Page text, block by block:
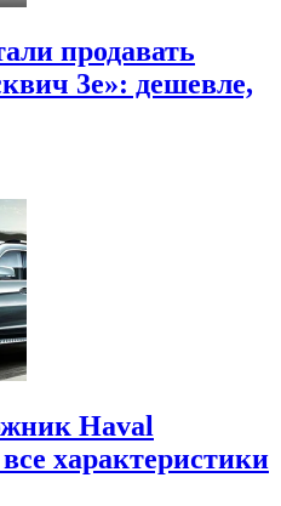
продавать
3e»: дешевле,
Haval
характеристики